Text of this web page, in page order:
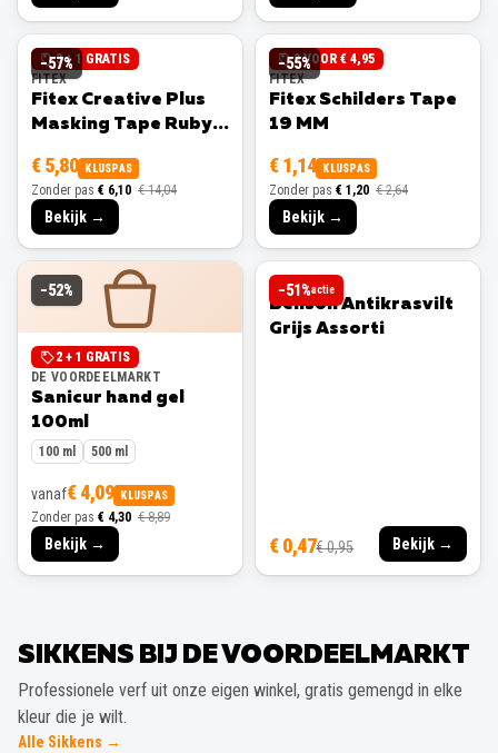
−57%
3 + 1 GRATIS
FITEX
Fitex Creative Plus
Masking Tape Ruby
€ 5,80 KLUSPAS
Zonder pas € 6,10 € 14,04
Bekijk →
−55%
3 VOOR € 4,95
FITEX
Fitex Schilders Tape
19 MM
€ 1,14 KLUSPAS
Zonder pas € 1,20 € 2,64
Bekijk →
−52%
2 + 1 GRATIS
DE VOORDEELMARKT
Sanicur hand gel
100ml
100 ml 500 ml
vanaf€ 4,09 KLUSPAS
Zonder pas € 4,30 € 8,89
Bekijk →
−51%actie
BENSON
Benson Antikrasvilt
Grijs Assorti
€ 0,47€ 0,95 Bekijk →
SIKKENS BIJ DE VOORDEELMARKT
Professionele verf uit onze eigen winkel, gratis gemengd in elke
kleur die je wilt.
Alle Sikkens →